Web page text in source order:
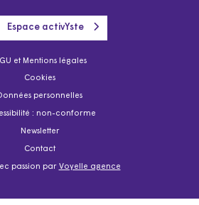
et Mentions légales
Cookies
personnelles
: non-conforme
Newsletter
Contact
passion par Voyelle agence
Espace activYste